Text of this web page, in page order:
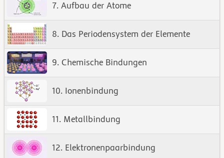
7. Aufbau der Atome
8. Das Periodensystem der Elemente
9. Chemische Bindungen
10. Ionenbindung
11. Metallbindung
12. Elektronenpaarbindung